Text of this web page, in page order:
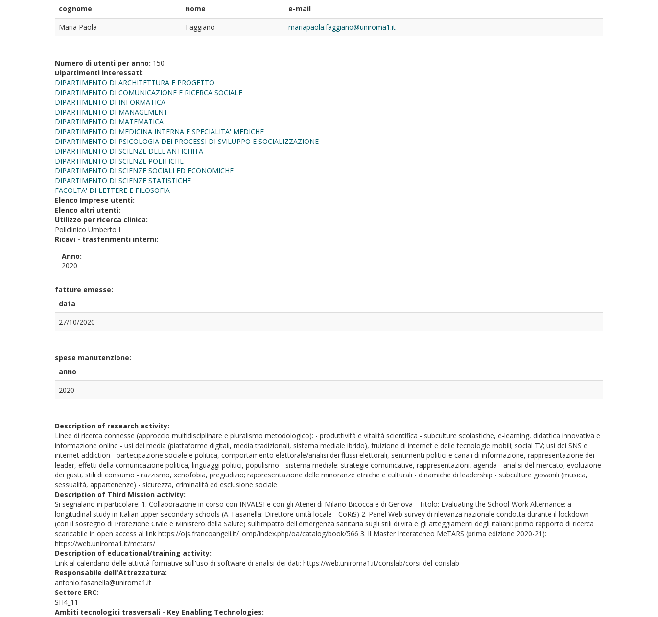
cognome
nome
e-mail
Maria Paola
Faggiano mariapaola.faggiano@uniroma1.it
Numero di utenti per anno: 150
Dipartimenti interessati:
DIPARTIMENTO DI ARCHITETTURA E PROGETTO
DIPARTIMENTO DI COMUNICAZIONE E RICERCA SOCIALE
DIPARTIMENTO DI INFORMATICA
DIPARTIMENTO DI MANAGEMENT
DIPARTIMENTO DI MATEMATICA
DIPARTIMENTO DI MEDICINA INTERNA E SPECIALITA' MEDICHE
DIPARTIMENTO DI PSICOLOGIA DEI PROCESSI DI SVILUPPO E SOCIALIZZAZIONE
DIPARTIMENTO DI SCIENZE DELL'ANTICHITA'
DIPARTIMENTO DI SCIENZE POLITICHE
DIPARTIMENTO DI SCIENZE SOCIALI ED ECONOMICHE
DIPARTIMENTO DI SCIENZE STATISTICHE
FACOLTA' DI LETTERE E FILOSOFIA
Elenco Imprese utenti:
Elenco altri utenti:
Utilizzo per ricerca clinica:
Policlinico Umberto I
Ricavi - trasferimenti interni:
Anno:
2020
fatture emesse:
data
27/10/2020
spese manutenzione:
anno
2020
Description of research activity:
Linee di ricerca connesse (approccio multidisciplinare e pluralismo metodologico): - produttività e vitalità scientifica - subculture scolastiche, e-learning, didattica innovativa e
informazione online - usi dei media (piattaforme digitali, media tradizionali, sistema mediale ibrido), fruizione di internet e delle tecnologie mobili; social TV; usi dei SNS e
internet addiction - partecipazione sociale e politica, comportamento elettorale/analisi dei flussi elettorali, sentimenti politici e canali di informazione, rappresentazione dei
leader, effetti della comunicazione politica, linguaggi politici, populismo - sistema mediale: strategie comunicative, rappresentazioni, agenda - analisi del mercato, evoluzione
dei gusti, stili di consumo - razzismo, xenofobia, pregiudizio; rappresentazione delle minoranze etniche e culturali - dinamiche di leadership - subculture giovanili (musica,
sessualità, appartenenze) - sicurezza, criminalità ed esclusione sociale
Description of Third Mission activity:
Si segnalano in particolare: 1. Collaborazione in corso con INVALSI e con gli Atenei di Milano Bicocca e di Genova - Titolo: Evaluating the School-Work Alternance: a
longitudinal study in Italian upper secondary schools (A. Fasanella: Direttore unità locale - CoRiS) 2. Panel Web survey di rilevanza nazionale condotta durante il lockdown
(con il sostegno di Protezione Civile e Ministero della Salute) sull'impatto dell'emergenza sanitaria sugli stili di vita e gli atteggiamenti degli italiani: primo rapporto di ricerca
scaricabile in open access al link https://ojs.francoangeli.it/_omp/index.php/oa/catalog/book/566 3. Il Master Interateneo MeTARS (prima edizione 2020-21):
https://web.uniroma1.it/metars/
Description of educational/training activity:
Link al calendario delle attività formative sull'uso di software di analisi dei dati: https://web.uniroma1.it/corislab/corsi-del-corislab
Responsabile dell'Attrezzatura:
antonio.fasanella@uniroma1.it
Settore ERC:
SH4_11
Ambiti tecnologici trasversali - Key Enabling Technologies: